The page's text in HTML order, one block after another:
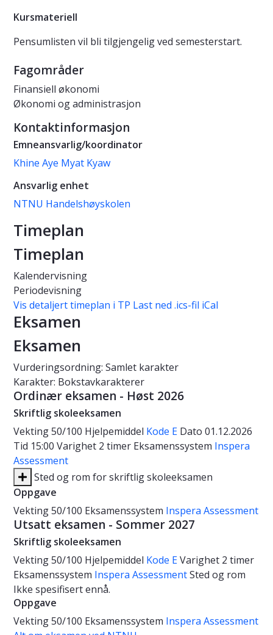
Kursmateriell
Pensumlisten vil bli tilgjengelig ved semesterstart.
Fagområder
Finansiell økonomi
Økonomi og administrasjon
Kontaktinformasjon
Emneansvarlig/koordinator
Khine Aye Myat Kyaw
Ansvarlig enhet
NTNU Handelshøyskolen
Timeplan
Timeplan
Kalendervisning
Periodevisning
Vis detaljert timeplan i TP Last ned .ics-fil iCal
Eksamen
Eksamen
Vurderingsordning: Samlet karakter
Karakter: Bokstavkarakterer
Ordinær eksamen - Høst 2026
Skriftlig skoleeksamen
Vekting50/100 Hjelpemiddel Kode E Dato 01.12.2026
Tid 15:00 Varighet 2 timer Eksamenssystem Inspera
Assessment
Sted og rom for skriftlig skoleeksamen
Oppgave
Vekting50/100 Eksamenssystem Inspera Assessment
Utsatt eksamen - Sommer 2027
Skriftlig skoleeksamen
Vekting50/100 Hjelpemiddel Kode EVarighet 2 timer
Eksamenssystem Inspera AssessmentSted og rom
Ikke spesifisert ennå.
Oppgave
Vekting50/100 Eksamenssystem Inspera Assessment